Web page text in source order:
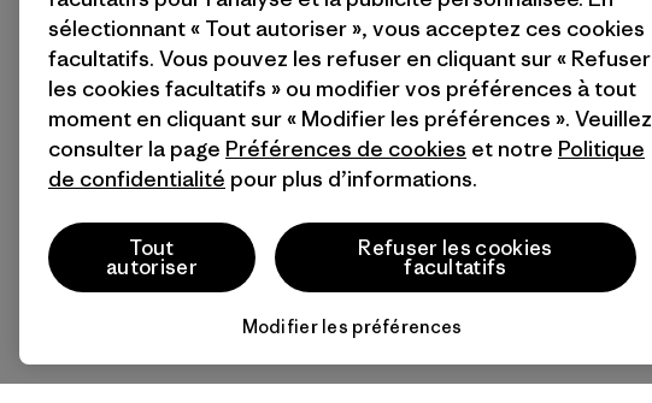
sélectionnant « Tout autoriser », vous acceptez ces cookies
facultatifs. Vous pouvez les refuser en cliquant sur « Refuser
les cookies facultatifs » ou modifier vos préférences à tout
moment en cliquant sur « Modifier les préférences ». Veuillez
consulter la page Préférences de cookies et notre Politique
de confidentialité pour plus d’informations.
Tout
autoriser
Refuser les cookies
facultatifs
Modifier les préférences